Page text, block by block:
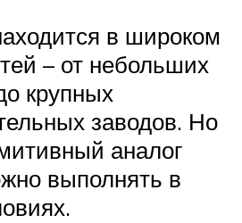
в широком
– от небольших
крупных
заводов. Но
аналог
выполнять в